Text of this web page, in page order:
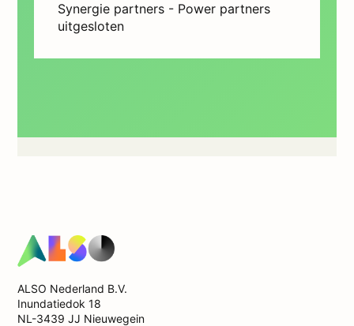
Synergie partners - Power partners
uitgesloten
ALSO Nederland B.V.
Inundatiedok 18
NL-3439 JJ Nieuwegein